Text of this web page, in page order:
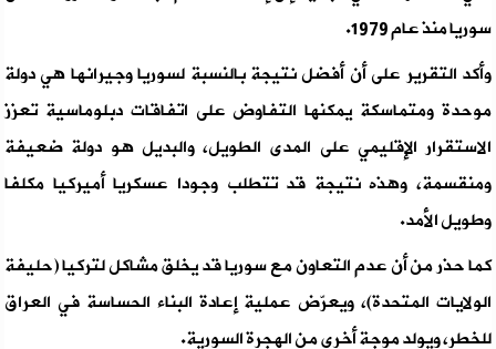
سوريا منذ عام 1979.
وأكد التقرير على أن أفضل نتيجة بالنسبة لسوريا وجيرانها هي دولة
موحدة ومتماسكة يمكنها التفاوض على اتفاقات دبلوماسية تعزز
الاستقرار الإقليمي على المدى الطويل، والبديل هو دولة ضعيفة
ومنقسمة، وهذه نتيجة قد تتطلب وجودا عسكريا أميركيا مكلفا
وطويل الأمد.
كما حذر من أن عدم التعاون مع سوريا قد يخلق مشاكل لتركيا (حليفة
الولايات المتحدة)، ويعرّض عملية إعادة البناء الحساسة في العراق
للخطر، ويولد موجة أخرى من الهجرة السورية.